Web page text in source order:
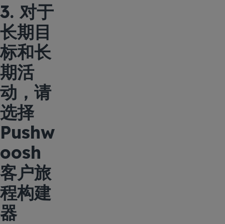
3. 对于
长期目
标和长
期活
动，请
选择
Pushw
oosh
客户旅
程构建
器